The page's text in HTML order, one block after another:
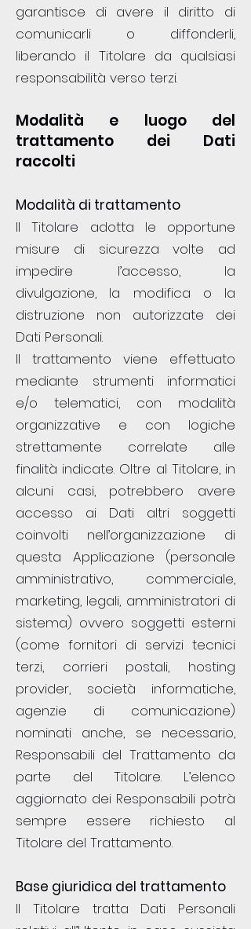
garantisce di avere il diritto di
comunicarli o diffonderli,
liberando il Titolare da qualsiasi
responsabilità verso terzi.
Modalità e luogo del
trattamento dei Dati
raccolti
Modalità di trattamento
Il Titolare adotta le opportune
misure di sicurezza volte ad
impedire l’accesso, la
divulgazione, la modifica o la
distruzione non autorizzate dei
Dati Personali.
Il trattamento viene effettuato
mediante strumenti informatici
e/o telematici, con modalità
organizzative e con logiche
strettamente correlate alle
finalità indicate. Oltre al Titolare, in
alcuni casi, potrebbero avere
accesso ai Dati altri soggetti
coinvolti nell’organizzazione di
questa Applicazione (personale
amministrativo, commerciale,
marketing, legali, amministratori di
sistema) ovvero soggetti esterni
(come fornitori di servizi tecnici
terzi, corrieri postali, hosting
provider, società informatiche,
agenzie di comunicazione)
nominati anche, se necessario,
Responsabili del Trattamento da
parte del Titolare. L’elenco
aggiornato dei Responsabili potrà
sempre essere richiesto al
Titolare del Trattamento.
Base giuridica del trattamento
Il Titolare tratta Dati Personali